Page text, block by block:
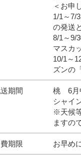
＜お申
1/1～7/
の発送
8/1～9/
マスカ
10/1～
ズンの
期間
桃 6月
シャイ
※天候
ますの
期限 お早め